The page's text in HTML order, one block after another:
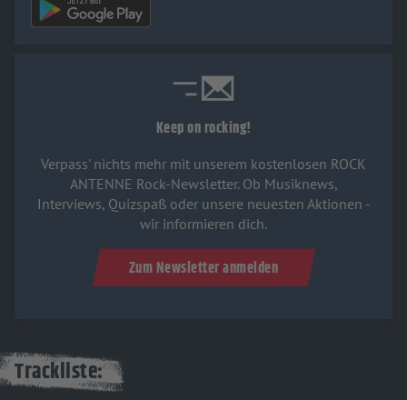
Keep on rocking!
Verpass' nichts mehr mit unserem kostenlosen ROCK
ANTENNE Rock-Newsletter. Ob Musiknews,
Interviews, Quizspaß oder unsere neuesten Aktionen -
wir informieren dich.
Zum Newsletter anmelden
Trackliste: